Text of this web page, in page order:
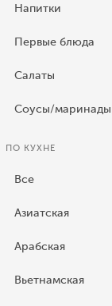
Напитки
Первые блюда
Салаты
Соусы/маринады
ПО КУХНЕ
Все
Азиатская
Арабская
Вьетнамская